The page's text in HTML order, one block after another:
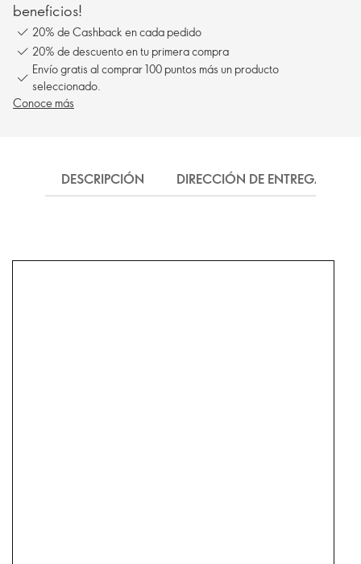
beneficios!
20% de Cashback en cada pedido
20% de descuento en tu primera compra
Envío gratis al comprar 100 puntos más un producto
seleccionado.
Conoce más
DESCRIPCIÓN DIRECCIÓN DE ENTREGA